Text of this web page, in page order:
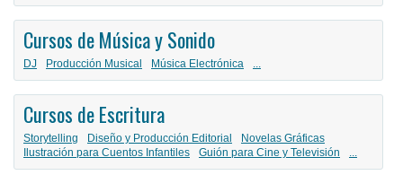
Cursos de Música y Sonido
DJ Producción Musical Música Electrónica ...
Cursos de Escritura
Storytelling Diseño y Producción Editorial
Novelas Gráficas
Ilustración para Cuentos Infantiles
Guión para Cine y Televisión ...